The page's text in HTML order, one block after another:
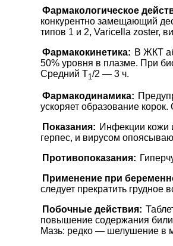
Фармакологическое
конкурентно замещающий
типов 1 и 2, Varicella zoster,
Фармакокинетика: В ЖКТ
50% уровня в плазме. При
Средний T1/2 — 3 ч.
Фармакодинамика:
ускоряет образование
Показания: Инфекции кожи
герпес, и вирусом
Противопоказания:
Применение при
следует прекратить грудное
Побочные действия:
повышение содержания
Мазь: редко — шелушение в